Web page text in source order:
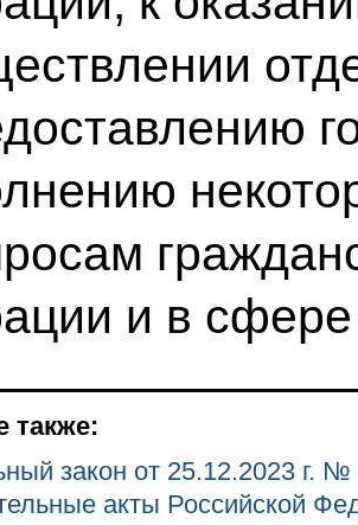
и в
также:
закон от 25.12.2023 г.
акты Российской